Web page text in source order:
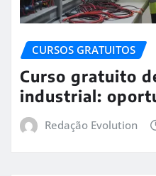
CURSOS GRATUITOS
Curso gratuito
industrial:
Redação Evolution